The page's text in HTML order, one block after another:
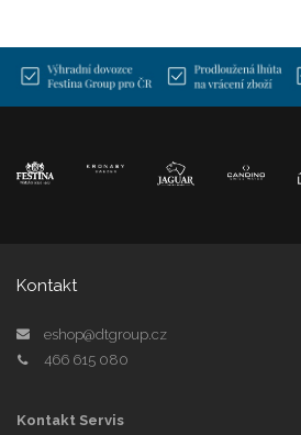
Kontakt
eshop@dtgroup.cz
466 615 080
Kontakt Servis